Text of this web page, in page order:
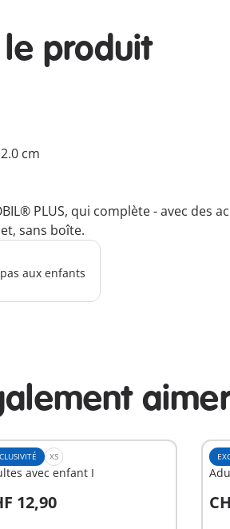
produit
cm
PLUS, qui complète - avec des
sans boîte.
aux enfants
XS
avec enfant I
12,90
Au panier